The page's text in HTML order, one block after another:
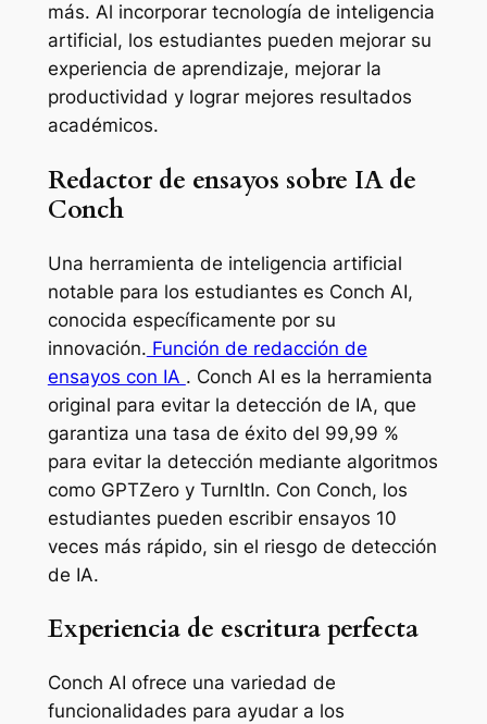
más. Al incorporar tecnología de inteligencia
artificial, los estudiantes pueden mejorar su
experiencia de aprendizaje, mejorar la
productividad y lograr mejores resultados
académicos.
Redactor de ensayos sobre IA de
Conch
Una herramienta de inteligencia artificial
notable para los estudiantes es Conch AI,
conocida específicamente por su
innovación. Función de redacción de
ensayos con IA . Conch AI es la herramienta
original para evitar la detección de IA, que
garantiza una tasa de éxito del 99,99 %
para evitar la detección mediante algoritmos
como GPTZero y TurnItIn. Con Conch, los
estudiantes pueden escribir ensayos 10
veces más rápido, sin el riesgo de detección
de IA.
Experiencia de escritura perfecta
Conch AI ofrece una variedad de
funcionalidades para ayudar a los